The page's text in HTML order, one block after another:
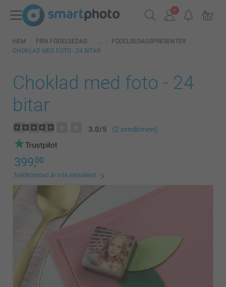
HEM FIRA FÖDELSEDAG
FÖDELSEDAGSPRESENTER
CHOKLAD MED FOTO - 24 BITAR
Choklad med foto - 24
bitar
3.0/5 (2 omdömen)
399,00
fraktkostnad är inte inkluderat